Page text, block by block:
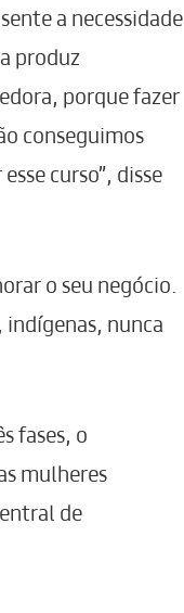
a necessidade
produz
porque fazer
conseguimos
curso”, disse
o seu negócio.
indígenas, nunca
fases, o
mulheres
de